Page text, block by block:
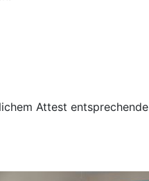
Attest entsprechende